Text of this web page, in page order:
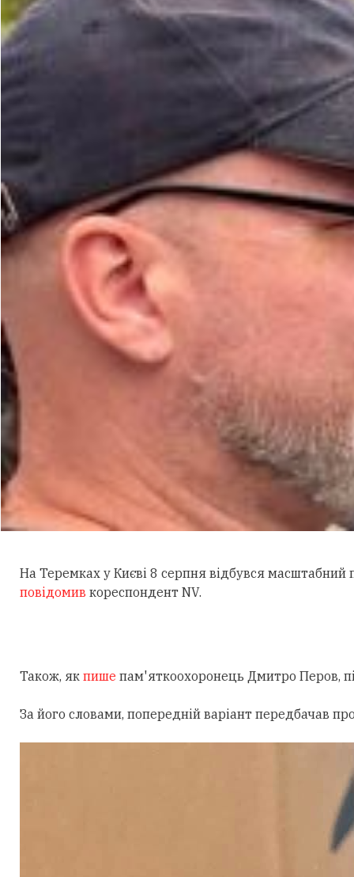
На Теремках у Києві 8 серпня відбувся масштабний
повідомив кореспондент NV.
Також, як пише пам'яткоохоронець Дмитро Перов,
За його словами, попередній варіант передбачав